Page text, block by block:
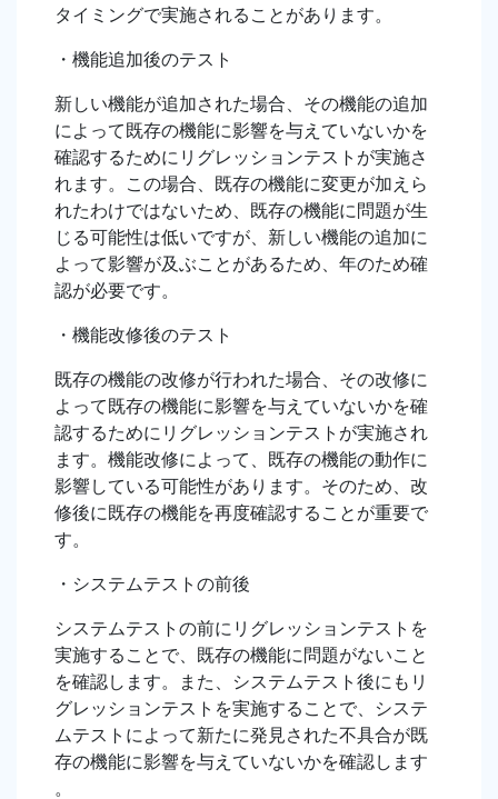
タイミングで実施されることがあります。
・機能追加後のテスト
新しい機能が追加された場合、その機能の追加
によって既存の機能に影響を与えていないかを
確認するためにリグレッションテストが実施さ
れます。この場合、既存の機能に変更が加えら
れたわけではないため、既存の機能に問題が生
じる可能性は低いですが、新しい機能の追加に
よって影響が及ぶことがあるため、年のため確
認が必要です。
・機能改修後のテスト
既存の機能の改修が行われた場合、その改修に
よって既存の機能に影響を与えていないかを確
認するためにリグレッションテストが実施され
ます。機能改修によって、既存の機能の動作に
影響している可能性があります。そのため、改
修後に既存の機能を再度確認することが重要で
す。
・システムテストの前後
システムテストの前にリグレッションテストを
実施することで、既存の機能に問題がないこと
を確認します。また、システムテスト後にもリ
グレッションテストを実施することで、システ
ムテストによって新たに発見された不具合が既
存の機能に影響を与えていないかを確認します
。